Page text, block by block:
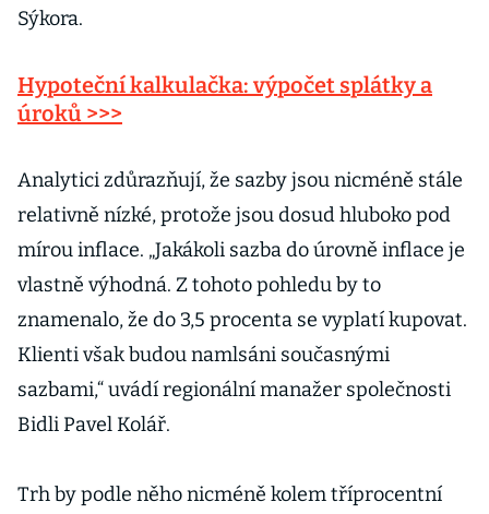
Sýkora.
Hypoteční kalkulačka: výpočet splátky a
úroků >>>
Analytici zdůrazňují, že sazby jsou nicméně stále
relativně nízké, protože jsou dosud hluboko pod
mírou inflace. „Jakákoli sazba do úrovně inflace je
vlastně výhodná. Z tohoto pohledu by to
znamenalo, že do 3,5 procenta se vyplatí kupovat.
Klienti však budou namlsáni současnými
sazbami,“ uvádí regionální manažer společnosti
Bidli Pavel Kolář.
Trh by podle něho nicméně kolem tříprocentní